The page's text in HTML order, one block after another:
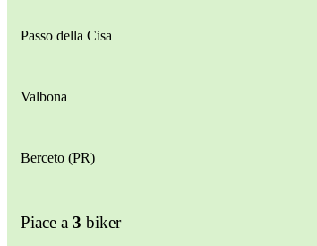
Passo della Cisa
Valbona
Berceto (PR)
Piace a 3 biker